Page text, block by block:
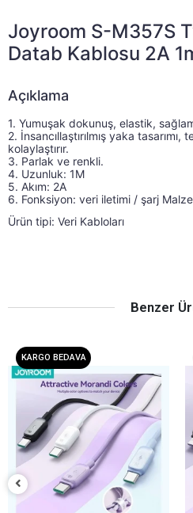
Joyroom S-M357S
Datab Kablosu 2A
Açıklama
1. Yumuşak dokunuş,
1. Yumuşak dokunuş, elastik,
2. İnsancıllaştırılmış yaka tasarımı,
kolaylaştırır.
3. Parlak ve renkli.
4. Uzunluk: 1M
5. Akım: 2A
6. Fonksiyon: veri iletimi / şarj
Ürün tipi: Veri Kabloları
Benzer
KARGO BEDAVA